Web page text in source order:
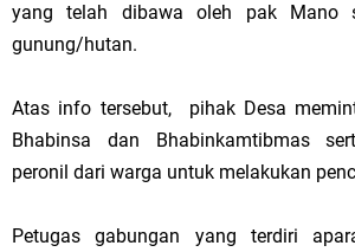
yang telah dibawa oleh pak Mano
gunung/hutan.
Atas info tersebut, pihak Desa
Bhabinsa dan Bhabinkamtibmas
peronil dari warga untuk melakukan
Petugas gabungan yang terdiri